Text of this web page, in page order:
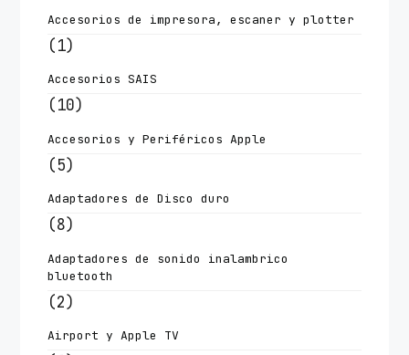
Accesorios de impresora, escaner y plotter
(1)
Accesorios SAIS
(10)
Accesorios y Periféricos Apple
(5)
Adaptadores de Disco duro
(8)
Adaptadores de sonido inalambrico
bluetooth
(2)
Airport y Apple TV